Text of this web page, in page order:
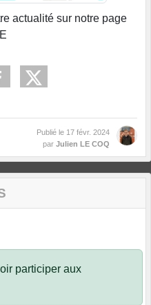
actualité sur notre page
Publié le 17 févr. 2024
par Julien LE COQ
participer aux